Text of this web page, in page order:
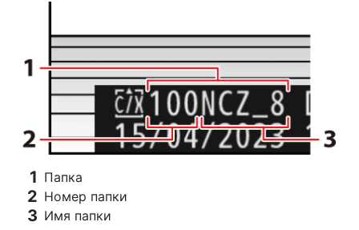
Папка
Номер папки
Имя папки